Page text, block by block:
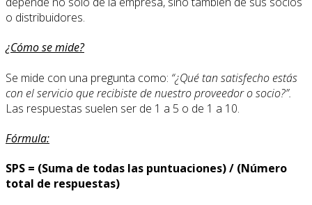
o distribuidores.
¿Cómo se mide?
Se mide con una pregunta como: “¿Qué tan satisfecho estás
con el servicio que recibiste de nuestro proveedor o socio?”.
Las respuestas suelen ser de 1 a 5 o de 1 a 10.
Fórmula:
SPS = (Suma de todas las puntuaciones) / (Número
total de respuestas)